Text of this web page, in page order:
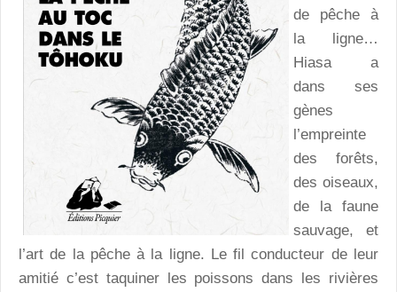
de pêche à
la ligne…
Hiasa a
dans ses
gènes
l’empreinte
des forêts,
des oiseaux,
de la faune
sauvage, et
l’art de la pêche à la ligne. Le fil conducteur de leur
amitié c’est taquiner les poissons dans les rivières